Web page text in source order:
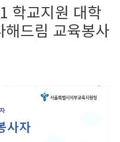
학교지원 대학
드림 교육봉사